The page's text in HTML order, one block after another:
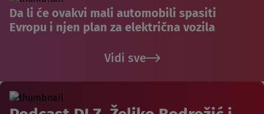
Da li će ovakvi mali automobili spasiti
Evropu i njen plan za električna vozila
Vidi sve